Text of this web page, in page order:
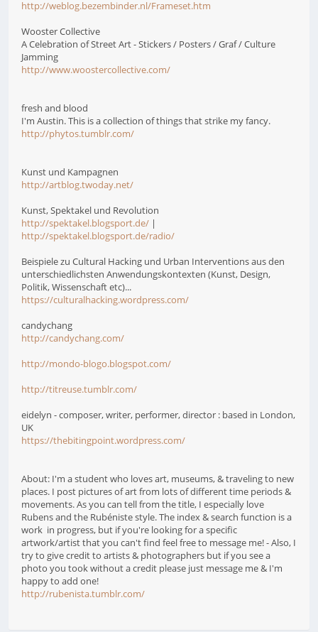
http://weblog.bezembinder.nl/Frameset.htm
Wooster Collective
A Celebration of Street Art - Stickers / Posters / Graf / Culture
Jamming
http://www.woostercollective.com/
fresh and blood
I'm Austin. This is a collection of things that strike my fancy.
http://phytos.tumblr.com/
Kunst und Kampagnen
http://artblog.twoday.net/
Kunst, Spektakel und Revolution
http://spektakel.blogsport.de/ |
http://spektakel.blogsport.de/radio/
Beispiele zu Cultural Hacking und Urban Interventions aus den
unterschiedlichsten Anwendungskontexten (Kunst, Design,
Politik, Wissenschaft etc)...
https://culturalhacking.wordpress.com/
candychang
http://candychang.com/
http://mondo-blogo.blogspot.com/
http://titreuse.tumblr.com/
eidelyn - composer, writer, performer, director : based in London,
UK
https://thebitingpoint.wordpress.com/
About: I'm a student who loves art, museums, & traveling to new
places. I post pictures of art from lots of different time periods &
movements. As you can tell from the title, I especially love
Rubens and the Rubéniste style. The index & search function is a
work in progress, but if you're looking for a specific
artwork/artist that you can't find feel free to message me! - Also, I
try to give credit to artists & photographers but if you see a
photo you took without a credit please just message me & I'm
happy to add one!
http://rubenista.tumblr.com/